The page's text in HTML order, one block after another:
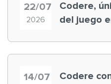
22/07
2026
Codere,
del juego en
14/07
Codere